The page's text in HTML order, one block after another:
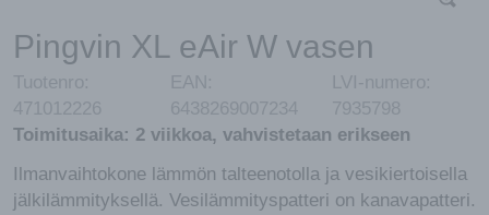
Pingvin XL eAir W vasen
Tuotenro:
471012226
EAN:
6438269007234
LVI-numero:
7935798
Toimitusaika: 2 viikkoa, vahvistetaan erikseen
Ilmanvaihtokone lämmön talteenotolla ja vesikiertoisella
jälkilämmityksellä. Vesilämmityspatteri on kanavapatteri.